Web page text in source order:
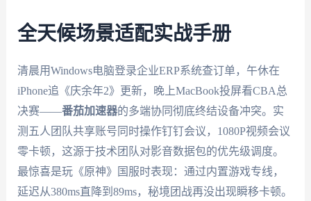
全天候场景适配实战手册
清晨用Windows电脑登录企业ERP系统查订单，午休在
iPhone追《庆余年2》更新，晚上MacBook投屏看CBA总
决赛——番茄加速器的多端协同彻底终结设备冲突。实
测五人团队共享账号同时操作钉钉会议，1080P视频会议
零卡顿，这源于技术团队对影音数据包的优先级调度。
最惊喜是玩《原神》国服时表现：通过内置游戏专线，
延迟从380ms直降到89ms，秘境团战再没出现瞬移卡顿。